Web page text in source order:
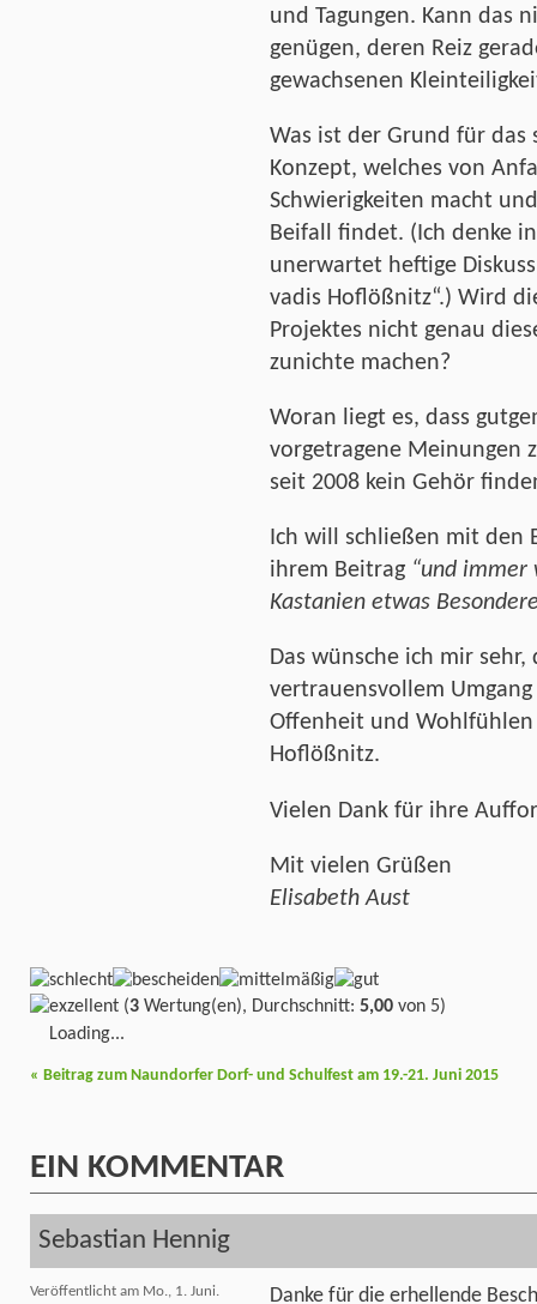
und Tagungen. Kann das
genügen, deren Reiz
gewachsenen
Was ist der Grund für
Konzept, welches von
Schwierigkeiten macht
Beifall findet. (Ich denke
unerwartet heftige
vadis Hoflößnitz“.) Wird
Projektes nicht genau
zunichte machen?
Woran liegt es, dass
vorgetragene Meinungen
seit 2008 kein Gehör
Ich will schließen mit den
ihrem Beitrag “und immer
Kastanien etwas
Das wünsche ich mir
vertrauensvollem
Offenheit und
Hoflößnitz.
Vielen Dank für ihre
Mit vielen Grüßen
Elisabeth Aust
(3 Wertung(en), Durchschnitt: 5,00 von 5)
Loading...
« Beitrag zum Naundorfer Dorf- und Schulfest am 19.-21. Juni 2015
EIN KOMMENTAR
Sebastian Hennig
Veröffentlicht am Mo., 1. Juni. Danke für die erhellende